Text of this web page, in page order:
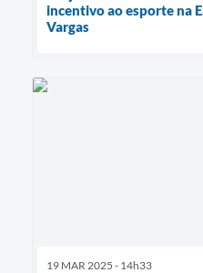
incentivo ao esporte na
Vargas
19 MAR 2025 - 14h33